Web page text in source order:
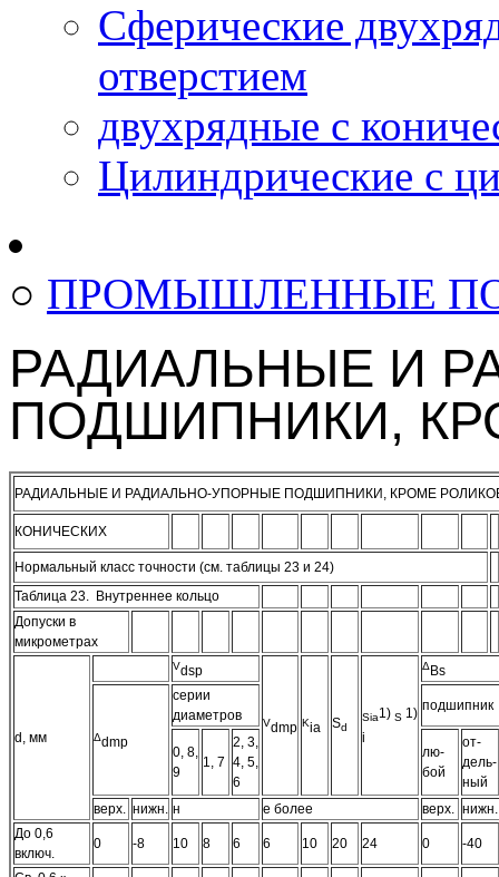
Сферические
отверстием
двухрядные с
Цилиндрическиe с
○ ПРОМЫШЛЕННЫЕ
РАДИАЛЬНЫЕ И
ПОДШИПНИКИ,
РАДИАЛЬНЫЕ И РАДИАЛЬНО-УПОРНЫЕ ПОДШИПНИКИ, КРОМЕ
КОНИЧЕСКИХ
Нормальный класс точности (см. таблицы 23 и 24)
Таблица 23. Внутреннее кольцо
Допуски в
микрометрах
d, мм
Vdsp
Vdmp Kia Sd
Sia1) S 1)
i
ΔBs
Δdmp
серии
диаметров
подшипник
0, 8,
9
1, 7
2, 3,
4, 5,
6
лю-
бой
от-
дель-
ный
верх. нижн. н е более верх. нижн.
До 0,6
включ.
0 -8 10 8 6 6 10 20 24 0 -40